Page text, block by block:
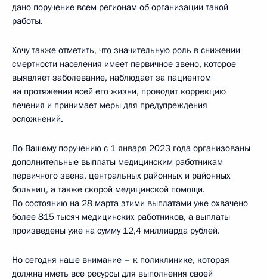
дано поручение всем регионам об организации такой
работы.
Хочу также отметить, что значительную роль в снижении
смертности населения имеет первичное звено, которое
выявляет заболевание, наблюдает за пациентом
на протяжении всей его жизни, проводит коррекцию
лечения и принимает меры для предупреждения
осложнений.
По Вашему поручению с 1 января 2023 года организованы
дополнительные выплаты медицинским работникам
первичного звена, центральных районных и районных
больниц, а также скорой медицинской помощи.
По состоянию на 28 марта этими выплатами уже охвачено
более 815 тысяч медицинских работников, а выплаты
произведены уже на сумму 12,4 миллиарда рублей.
Но сегодня наше внимание – к поликлинике, которая
должна иметь все ресурсы для выполнения своей